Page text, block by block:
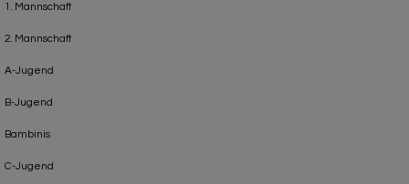
1. Mannschaft
2. Mannschaft
A-Jugend
B-Jugend
Bambinis
C-Jugend